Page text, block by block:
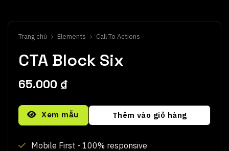
Trang chủ Elements Call To Actions
CTA Block Six
65.000 ₫
Xem mẫu Thêm vào giỏ hàng
Alternative:
Mobile First - 100% responsive